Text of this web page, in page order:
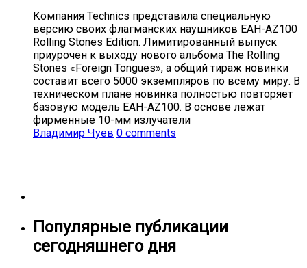
Компания Technics представила специальную
версию своих флагманских наушников EAH-AZ100
Rolling Stones Edition. Лимитированный выпуск
приурочен к выходу нового альбома The Rolling
Stones «Foreign Tongues», а общий тираж новинки
составит всего 5000 экземпляров по всему миру. В
техническом плане новинка полностью повторяет
базовую модель EAH-AZ100. В основе лежат
фирменные 10-мм излучатели
Владимир Чуев 0 comments
Популярные публикации
сегодняшнего дня